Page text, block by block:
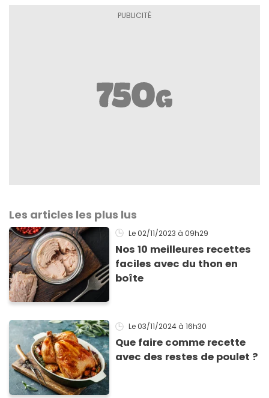
Les articles les plus lus
Le 02/11/2023 à 09h29
Nos 10 meilleures recettes
faciles avec du thon en
boîte
Le 03/11/2024 à 16h30
Que faire comme recette
avec des restes de poulet ?